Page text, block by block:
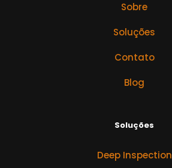
Sobre
Soluções
Contato
Blog
Soluções
Deep Inspection